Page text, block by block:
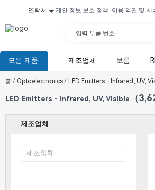
연락처 개인 정보 보호 정책 이용 약관 및 서
입력 부품 번호
모든 제품 제조업체 보름
홈 / Optoelectronics / LED Emitters - Infrared, UV,
LED Emitters - Infrared, UV, Visible （
제조업체